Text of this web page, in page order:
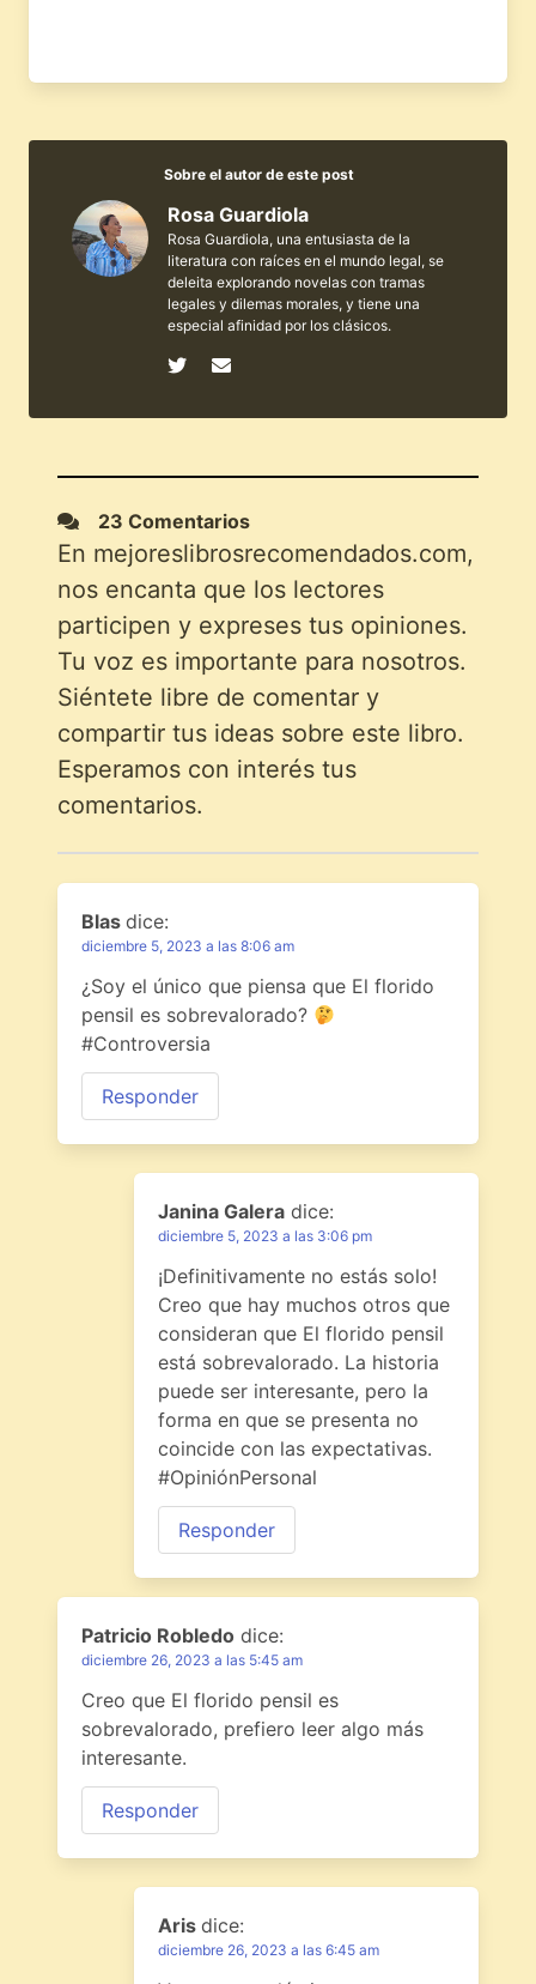
Sobre el autor de este post
Rosa Guardiola
Rosa Guardiola, una entusiasta de la
literatura con raíces en el mundo legal, se
deleita explorando novelas con tramas
legales y dilemas morales, y tiene una
especial afinidad por los clásicos.
23 Comentarios
En mejoreslibrosrecomendados.com,
nos encanta que los lectores
participen y expreses tus opiniones.
Tu voz es importante para nosotros.
Siéntete libre de comentar y
compartir tus ideas sobre este libro.
Esperamos con interés tus
comentarios.
Blas dice:
diciembre 5, 2023 a las 8:06 am
¿Soy el único que piensa que El florido
pensil es sobrevalorado?
#Controversia
Responder
Janina Galera dice:
diciembre 5, 2023 a las 3:06 pm
¡Definitivamente no estás solo!
Creo que hay muchos otros que
consideran que El florido pensil
está sobrevalorado. La historia
puede ser interesante, pero la
forma en que se presenta no
coincide con las expectativas.
#OpiniónPersonal
Responder
Patricio Robledo dice:
diciembre 26, 2023 a las 5:45 am
Creo que El florido pensil es
sobrevalorado, prefiero leer algo más
interesante.
Responder
Aris dice:
diciembre 26, 2023 a las 6:45 am